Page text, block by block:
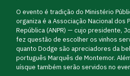
O evento é tradição do Ministério
organiza é a Associação Nacional dos
República (ANPR) — cujo presidente,
fez questão de escolher os vinhos
quanto Dodge são apreciadores da
português Marquês de Montemor.
uísque também serão servidos no